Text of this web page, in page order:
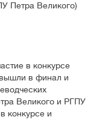
Петра Великого)
в конкурсе
вышли в финал и
Великого и РГПУ
конкурсе и